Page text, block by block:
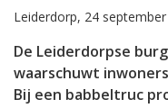
Leiderdorp, 24
De Leiderdorpse
waarschuwt
Bij een babbeltruc